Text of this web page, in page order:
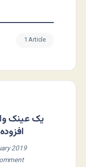
1 Article
یک عینک
2019